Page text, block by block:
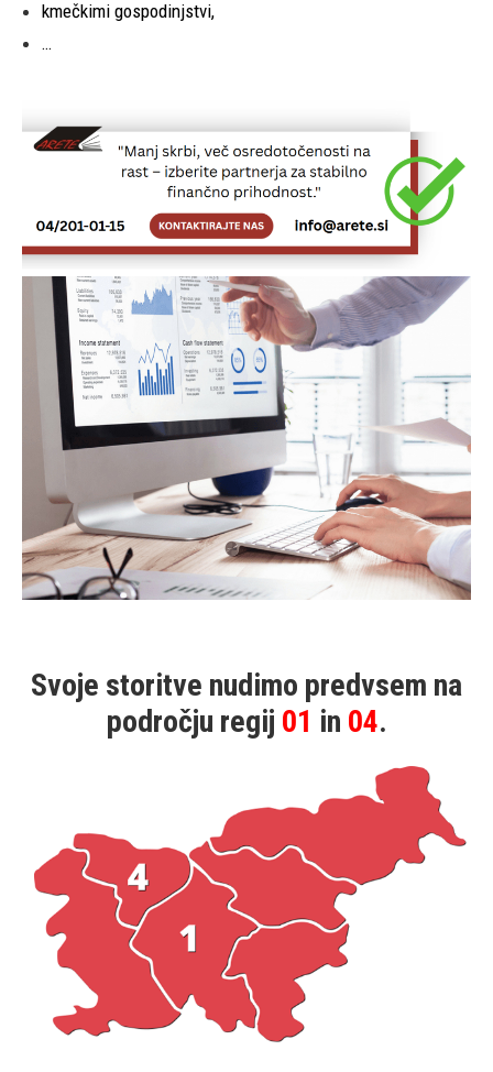
kmečkimi gospodinjstvi,
…
Svoje storitve nudimo predvsem na
področju regij 01 in 04.